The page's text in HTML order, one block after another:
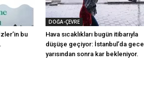
bu
DOĞA-ÇEVRE
Hava sıcaklıkları bugün itibarıyla
düşüşe geçiyor: İstanbul’da gece
yarısından sonra kar bekleniyor.